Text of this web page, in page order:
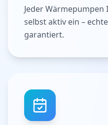
Jeder
selbst aktiv ein –
garantiert.